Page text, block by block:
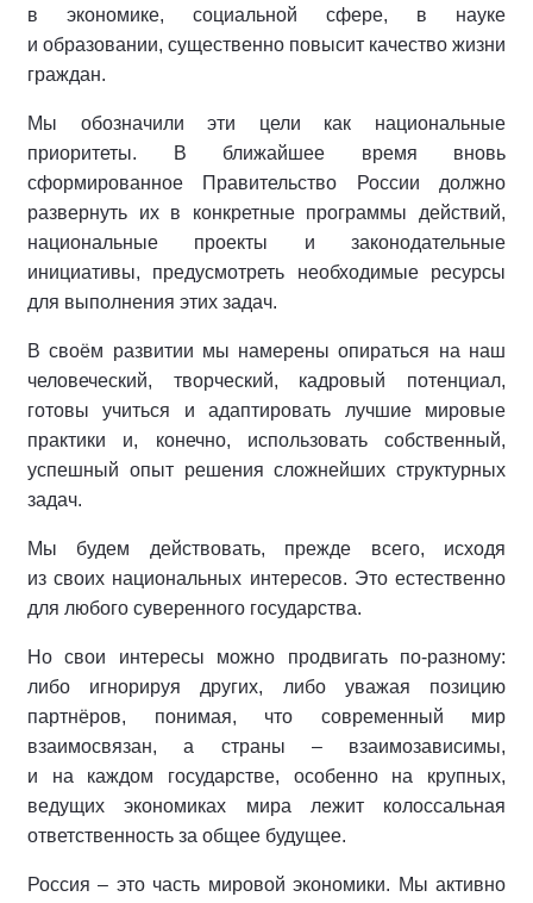
в экономике, социальной сфере, в науке
и образовании, существенно повысит качество жизни
граждан.
Мы обозначили эти цели как национальные
приоритеты. В ближайшее время вновь
сформированное Правительство России должно
развернуть их в конкретные программы действий,
национальные проекты и законодательные
инициативы, предусмотреть необходимые ресурсы
для выполнения этих задач.
В своём развитии мы намерены опираться на наш
человеческий, творческий, кадровый потенциал,
готовы учиться и адаптировать лучшие мировые
практики и, конечно, использовать собственный,
успешный опыт решения сложнейших структурных
задач.
Мы будем действовать, прежде всего, исходя
из своих национальных интересов. Это естественно
для любого суверенного государства.
Но свои интересы можно продвигать по-разному:
либо игнорируя других, либо уважая позицию
партнёров, понимая, что современный мир
взаимосвязан, а страны – взаимозависимы,
и на каждом государстве, особенно на крупных,
ведущих экономиках мира лежит колоссальная
ответственность за общее будущее.
Россия – это часть мировой экономики. Мы активно